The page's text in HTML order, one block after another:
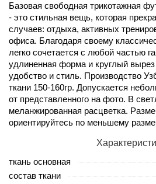
Базовая свободная трикотажная
- это стильная вещь, которая
случаев: отдыха, активных
офиса. Благодаря своему
легко сочетается с любой частью
удлиненная форма и круглый
удобство и стиль. Производство
ткани 150-160гр. Допускается
от представленного на фото. В
меланжированная расцветка.
ориентируйтесь по меньшему
ткань основная
состав ткани